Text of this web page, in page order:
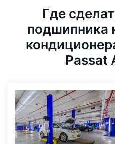
Где
подшипника
Passat